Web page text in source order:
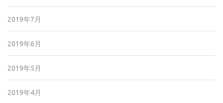
2019年7月
2019年6月
2019年5月
2019年4月